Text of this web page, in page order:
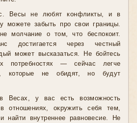
Весы не любят конфликты, и в
можете забыть про свои границы.
молчание о том, что беспокоит.
достигается через честный
может высказаться. Не бойтесь
потребностях — сейчас легче
которые не обидят, но будут
Весах, у вас есть возможность
отношениях, окружить себя тем,
найти внутреннее равновесие. Не